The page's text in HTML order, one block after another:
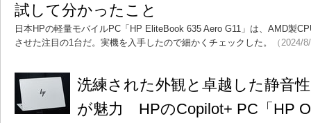
試して分かったこと
日本HPの軽量モバイルPC「HP EliteBook 635 Aero G11」は、AMD製
させた注目の1台だ。実機を入手したので細かくチェックした。
（2024/
洗練された外観と卓越した静音
が魅力 HPのCopilot+ PC「HP